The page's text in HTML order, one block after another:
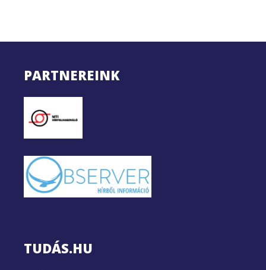
PARTNEREINK
TUDÁS.HU